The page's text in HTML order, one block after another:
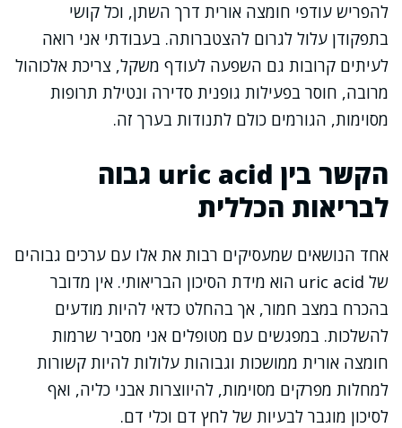
להפריש עודפי חומצה אורית דרך השתן, וכל קושי
בתפקודן עלול לגרום להצטברותה. בעבודתי אני רואה
לעיתים קרובות גם השפעה לעודף משקל, צריכת אלכוהול
מרובה, חוסר בפעילות גופנית סדירה ונטילת תרופות
מסוימות, הגורמים כולם לתנודות בערך זה.
הקשר בין uric acid גבוה
לבריאות הכללית
אחד הנושאים שמעסיקים רבות את אלו עם ערכים גבוהים
של uric acid הוא מידת הסיכון הבריאותי. אין מדובר
בהכרח במצב חמור, אך בהחלט כדאי להיות מודעים
להשלכות. במפגשים עם מטופלים אני מסביר שרמות
חומצה אורית ממושכות וגבוהות עלולות להיות קשורות
למחלות מפרקים מסוימות, להיווצרות אבני כליה, ואף
לסיכון מוגבר לבעיות של לחץ דם וכלי דם.